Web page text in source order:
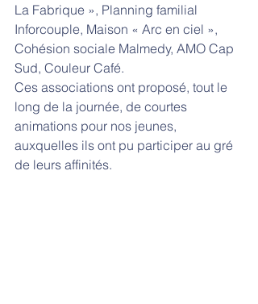
La Fabrique », Planning familial
Inforcouple, Maison « Arc en ciel »,
Cohésion sociale Malmedy, AMO Cap
Sud, Couleur Café.
Ces associations ont proposé, tout le
long de la journée, de courtes
animations pour nos jeunes,
auxquelles ils ont pu participer au gré
de leurs affinités.